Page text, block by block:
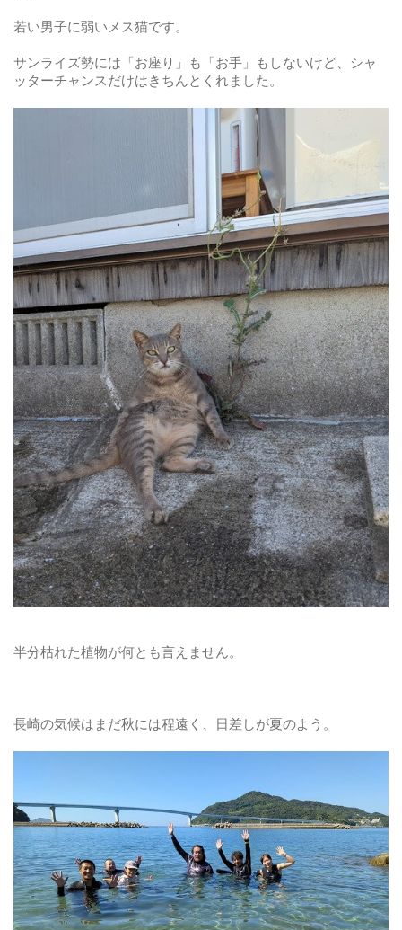
若い男子に弱いメス猫です。
サンライズ勢には「お座り」も「お手」もしないけど、シャ
ッターチャンスだけはきちんとくれました。
半分枯れた植物が何とも言えません。
長崎の気候はまだ秋には程遠く、日差しが夏のよう。